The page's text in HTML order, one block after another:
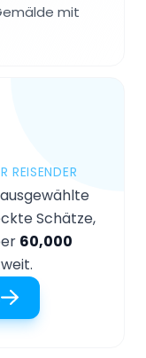
mit
REISENDER
Schätze,
60,000